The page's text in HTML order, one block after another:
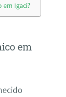
em Igaci?
em